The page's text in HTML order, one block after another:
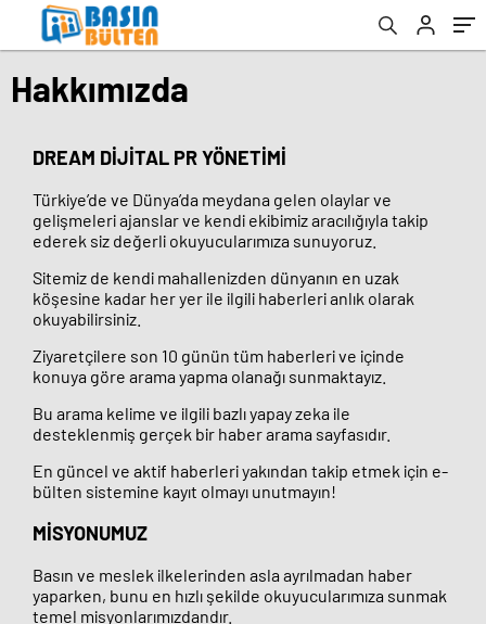
Hakkımızda
DREAM DİJİTAL PR YÖNETİMİ
Türkiye’de ve Dünya’da meydana gelen olaylar ve
gelişmeleri ajanslar ve kendi ekibimiz aracılığıyla takip
ederek siz değerli okuyucularımıza sunuyoruz.
Sitemiz de kendi mahallenizden dünyanın en uzak
köşesine kadar her yer ile ilgili haberleri anlık olarak
okuyabilirsiniz.
Ziyaretçilere son 10 günün tüm haberleri ve içinde
konuya göre arama yapma olanağı sunmaktayız.
Bu arama kelime ve ilgili bazlı yapay zeka ile
desteklenmiş gerçek bir haber arama sayfasıdır.
En güncel ve aktif haberleri yakından takip etmek için e-
bülten sistemine kayıt olmayı unutmayın!
MİSYONUMUZ
Basın ve meslek ilkelerinden asla ayrılmadan haber
yaparken, bunu en hızlı şekilde okuyucularımıza sunmak
temel misyonlarımızdandır.